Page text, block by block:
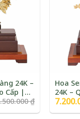
24K –
Cấp |
₫
Hoa
24K –
Giá
gốc
là: